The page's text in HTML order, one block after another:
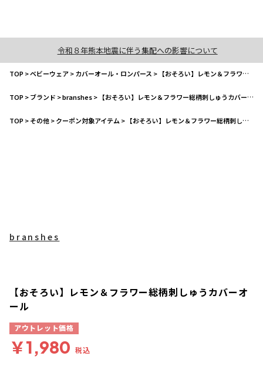
令和８年熊本地震に伴う集配への影響について
TOP>ベビーウェア>カバーオール・ロンパース > 【おそろい】レモン＆フラワー総柄刺しゅうカバーオール
TOP>ブランド >branshes> 【おそろい】レモン＆フラワー総柄刺しゅうカバーオール
TOP>その他>クーポン対象アイテム > 【おそろい】レモン＆フラワー総柄刺しゅうカバーオール
branshes
【おそろい】レモン＆フラワー総柄刺しゅうカバーオ
ール
アウトレット価格
￥1,980 税込